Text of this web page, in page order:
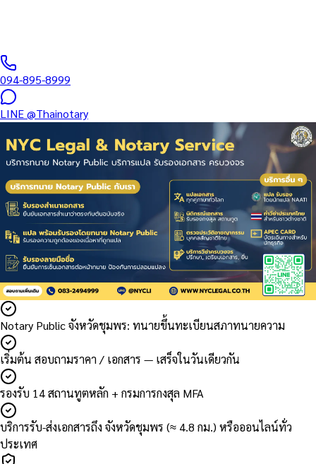
094-895-8999
LINE@Thainotary
Notary Public จังหวัดชุมพร: ทนายขึ้นทะเบียนสภาทนายความ
เริ่มต้น สอบถามราคา / เอกสาร — เสร็จในวันเดียวกัน
รองรับ 14 สถานทูตหลัก + กรมการกงสุล MFA
บริการรับ-ส่งเอกสารถึง จังหวัดชุมพร (≈ 4.8 กม.) หรือออนไลน์ทั่ว
ประเทศ